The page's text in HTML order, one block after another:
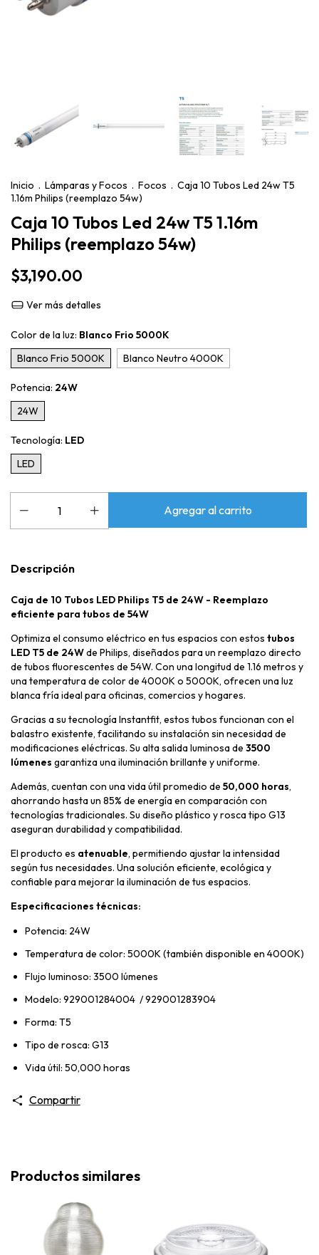
Inicio . Lámparas y Focos . Focos . Caja 10 Tubos Led 24w T5
1.16m Philips (reemplazo 54w)
Caja 10 Tubos Led 24w T5 1.16m
Philips (reemplazo 54w)
$3,190.00
Ver más detalles
Color de la luz: Blanco Frio 5000K
Blanco Frio 5000K
Blanco Neutro 4000K
Potencia: 24W
24W
Tecnología: LED
LED
Descripción
Caja de 10 Tubos LED Philips T5 de 24W - Reemplazo
eficiente para tubos de 54W
Optimiza el consumo eléctrico en tus espacios con estos tubos
LED T5 de 24Wde Philips, diseñados para un reemplazo directo
de tubos fluorescentes de 54W. Con una longitud de 1.16 metros y
una temperatura de color de 4000K o 5000K, ofrecen una luz
blanca fría ideal para oficinas, comercios y hogares.
Gracias a su tecnología Instantfit, estos tubos funcionan con el
balastro existente, facilitando su instalación sin necesidad de
modificaciones eléctricas. Su alta salida luminosa de 3500
lúmenes garantiza una iluminación brillante y uniforme.
Además, cuentan con una vida útil promedio de 50,000 horas,
ahorrando hasta un 85% de energía en comparación con
tecnologías tradicionales. Su diseño plástico y rosca tipo G13
aseguran durabilidad y compatibilidad.
El producto es atenuable, permitiendo ajustar la intensidad
según tus necesidades. Una solución eficiente, ecológica y
confiable para mejorar la iluminación de tus espacios.
Especificaciones técnicas:
Potencia: 24W
Temperatura de color: 5000K (también disponible en 4000K)
Flujo luminoso: 3500 lúmenes
Modelo: 929001284004 / 929001283904
Forma: T5
Tipo de rosca: G13
Vida útil: 50,000 horas
Compartir
Productos similares